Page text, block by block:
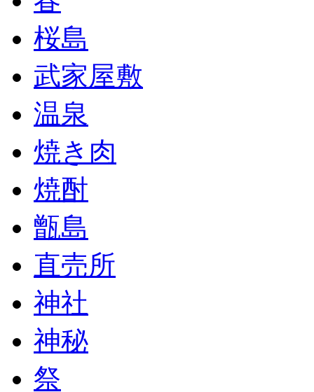
桜島
武家屋敷
温泉
焼き肉
焼酎
甑島
直売所
神社
神秘
祭